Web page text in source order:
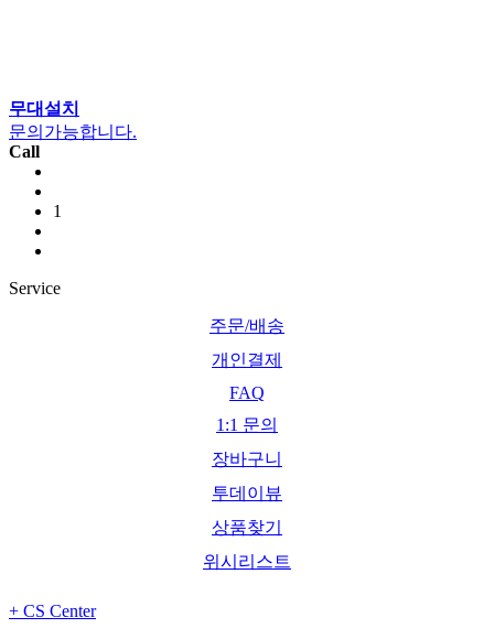
무대설치
문의가능합니다.
Call
1
Service
주문/배송
개인결제
FAQ
1:1 문의
장바구니
투데이뷰
상품찾기
위시리스트
+ CS Center